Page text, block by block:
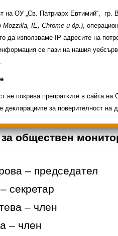
История на
Групи ЗИ 2025/
2025/2026
година с 29 групи
обществен
– председател
секретар
– член
– член
на ОУ „Св. Патриарх Евтимий“,
Mozzilla, IE, Chrome и др.),
да използваме IP адресите на
се пази на нашия
не покрива препратките в сайта
за поверителност на